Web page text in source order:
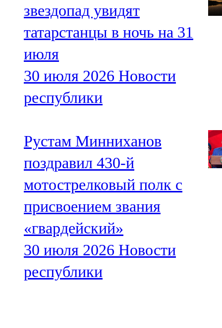
звездопад увидят
татарстанцы в ночь на 31
июля
30 июля 2026 Новости
республики
Рустам Минниханов
поздравил 430-й
мотострелковый полк с
присвоением звания
«гвардейский»
30 июля 2026 Новости
республики